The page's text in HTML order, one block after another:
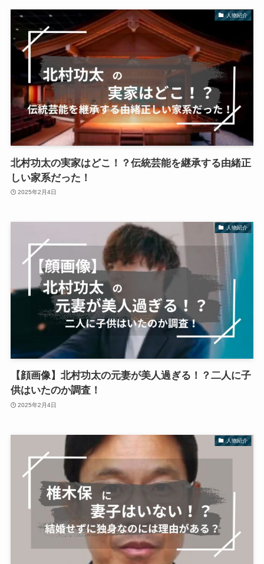
人物紹介
北村功太の実家はどこ！？伝統芸能を継承する由緒正
しい家系だった！
2025年2月4日
人物紹介
【顔画像】北村功太の元妻が美人過ぎる！？二人に子
供はいたのか調査！
2025年2月4日
人物紹介